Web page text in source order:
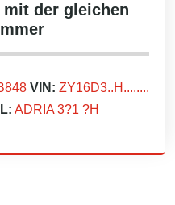
der gleichen
VIN: ZY16D3..H........
ADRIA 3?1 ?H